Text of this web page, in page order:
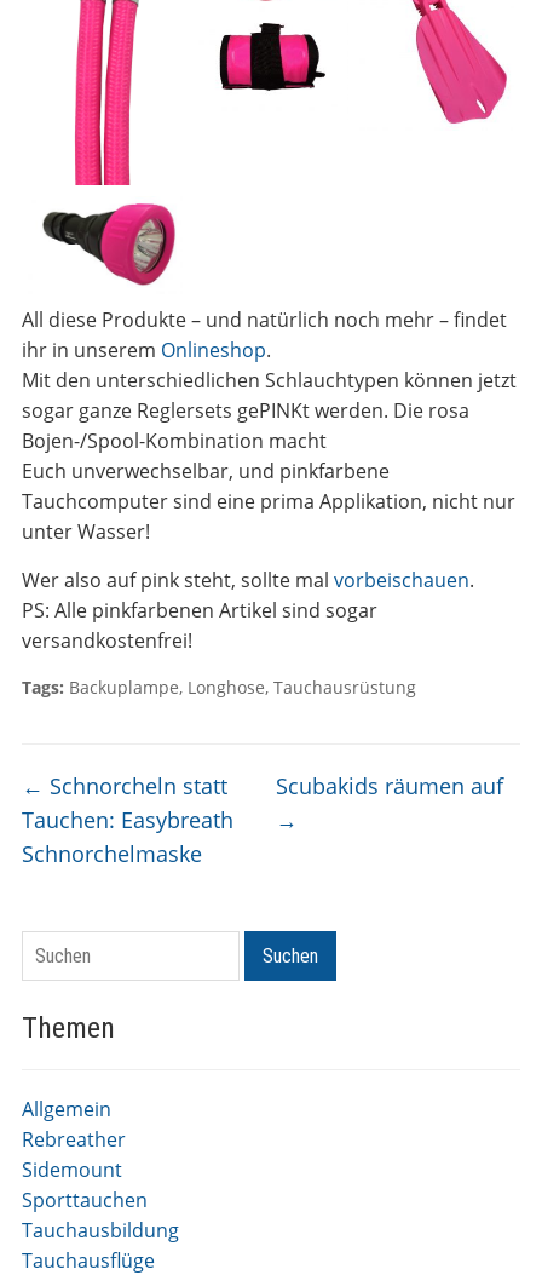
Suchen Suchen
Themen
Allgemein
Rebreather
Sidemount
Sporttauchen
Tauchausbildung
Tauchausflüge
All diese Produkte – und natürlich noch mehr – findet
ihr in unserem Onlineshop.
Mit den unterschiedlichen Schlauchtypen können jetzt
sogar ganze Reglersets gePINKt werden. Die rosa
Bojen-/Spool-Kombination macht
Euch unverwechselbar, und pinkfarbene
Tauchcomputer sind eine prima Applikation, nicht nur
unter Wasser!
Wer also auf pink steht, sollte mal vorbeischauen.
PS: Alle pinkfarbenen Artikel sind sogar
versandkostenfrei!
Tags: Backuplampe, Longhose, Tauchausrüstung
← Schnorcheln statt
Tauchen: Easybreath
Schnorchelmaske
Scubakids räumen auf
→